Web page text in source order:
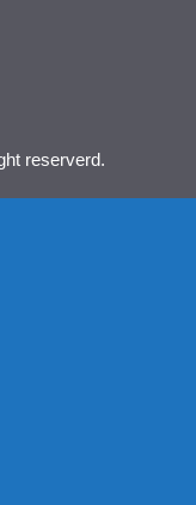
reserverd.